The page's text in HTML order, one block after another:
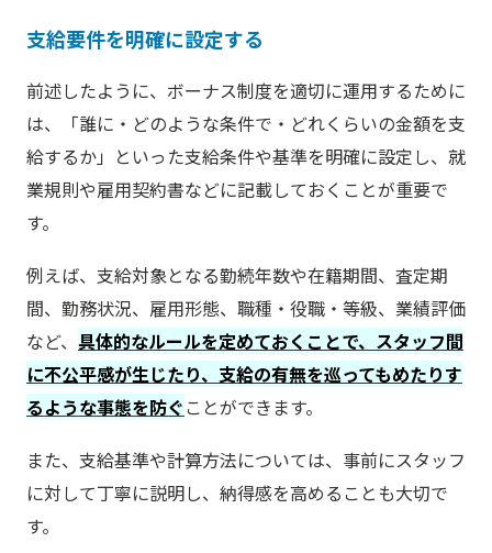
支給要件を明確に設定する
前述したように、ボーナス制度を適切に運用するために
は、「誰に・どのような条件で・どれくらいの金額を支
給するか」といった支給条件や基準を明確に設定し、就
業規則や雇用契約書などに記載しておくことが重要で
す。
例えば、支給対象となる勤続年数や在籍期間、査定期
間、勤務状況、雇用形態、職種・役職・等級、業績評価
など、 具体的なルールを定めておくことで、スタッフ間
に不公平感が生じたり、支給の有無を巡ってもめたりす
るような事態を防ぐ ことができます。
また、支給基準や計算方法については、事前にスタッフ
に対して丁寧に説明し、納得感を高めることも大切で
す。